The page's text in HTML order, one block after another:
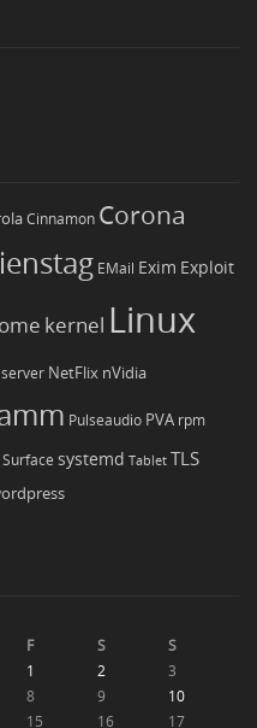
Cinnamon Corona
EMail Exim Exploit
kernel Linux
NetFlix nVidia
Pulseaudio PVA rpm
Surface systemd Tablet TLS
F S
S
1
2
3
8 9
10
15 16 17